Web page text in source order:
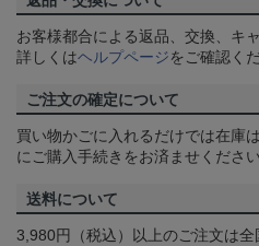
お客様都合による返品、交換、キ
詳しくはヘルプページをご確認く
ご注文の確定について
買い物かごに入れるだけでは在庫
にご購入手続きをお済ませください
送料について
3,980円（税込）以上のご注文は